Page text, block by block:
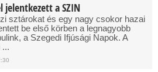
jelentkezett a SZIN
sztárokat és egy nagy csokor hazai
be első körben a legnagyobb
a Szegedi Ifjúsági Napok. A
...